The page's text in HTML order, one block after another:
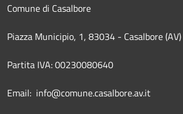
Comune di Casalbore
Piazza Municipio, 1, 83034 - Casalbore (AV)
Partita IVA: 00230080640
Email: info@comune.casalbore.av.it